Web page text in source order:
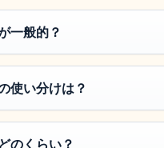
一般的？
使い分けは？
のくらい？